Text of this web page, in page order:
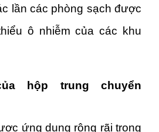
lần các phòng sạch được
ô nhiễm của các khu
hộp trung chuyển
ứng dụng rộng rãi trong